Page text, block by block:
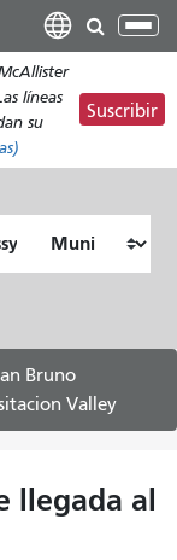
líneas
su
Suscribir
Bruno
Valley
llegada al